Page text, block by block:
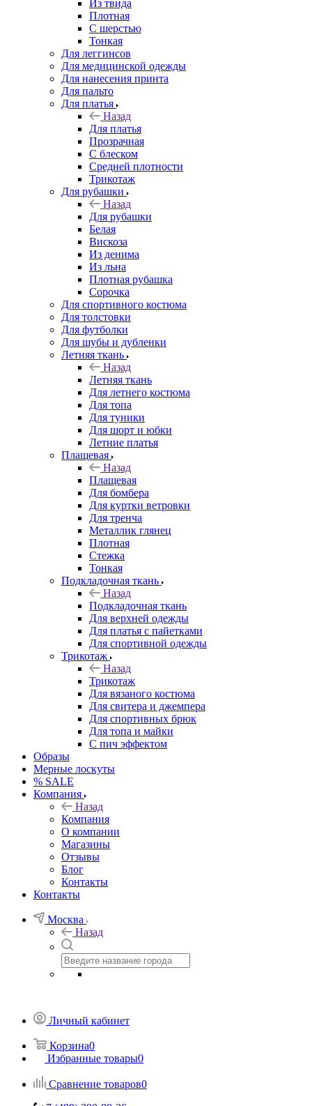
Из твида
Плотная
С шерстью
Тонкая
Для леггинсов
Для медицинской одежды
Для нанесения принта
Для пальто
Для платья
Назад
Для платья
Прозрачная
С блеском
Средней плотности
Трикотаж
Для рубашки
Назад
Для рубашки
Белая
Вискоза
Из денима
Из льна
Плотная рубашка
Сорочка
Для спортивного костюма
Для толстовки
Для футболки
Для шубы и дубленки
Летняя ткань
Назад
Летняя ткань
Для летнего костюма
Для топа
Для туники
Для шорт и юбки
Летние платья
Плащевая
Назад
Плащевая
Для бомбера
Для куртки ветровки
Для тренча
Металлик глянец
Плотная
Стежка
Тонкая
Подкладочная ткань
Назад
Подкладочная ткань
Для верхней одежды
Для платья с пайетками
Для спортивной одежды
Трикотаж
Назад
Трикотаж
Для вязаного костюма
Для свитера и джемпера
Для спортивных брюк
Для топа и майки
С пич эффектом
Образы
Мерные лоскуты
% SALE
Компания
Назад
Компания
О компании
Магазины
Отзывы
Блог
Контакты
Контакты
Москва
Назад
Личный кабинет
Корзина0
Избранные товары0
Сравнение товаров0